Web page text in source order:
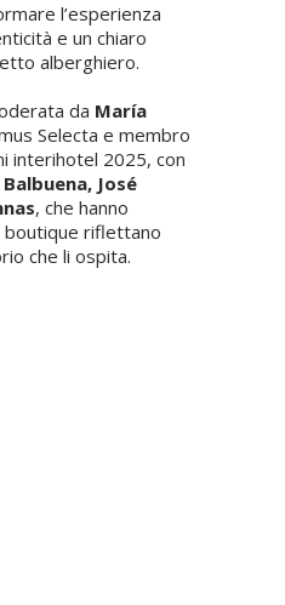
l’esperienza
e un chiaro
alberghiero.
da María
Selecta e membro
interihotel 2025, con
José
, che hanno
riflettano
che li ospita.